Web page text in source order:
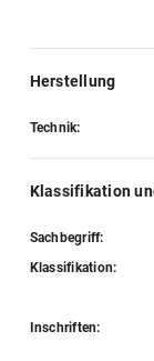
Herstellung
Technik:
Klassifikation
Sachbegriff:
Klassifikation:
Inschriften: